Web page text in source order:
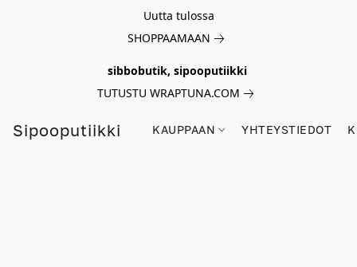
Uutta tulossa
SHOPPAAMAAN
sibbobutik, sipooputiikki
TUTUSTU WRAPTUNA.COM
Sipooputiikki KAUPPAAN YHTEYSTIEDOT